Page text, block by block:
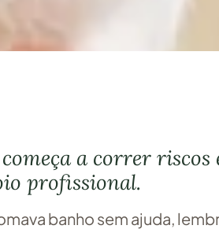
a correr riscos
profissional.
banho sem ajuda,